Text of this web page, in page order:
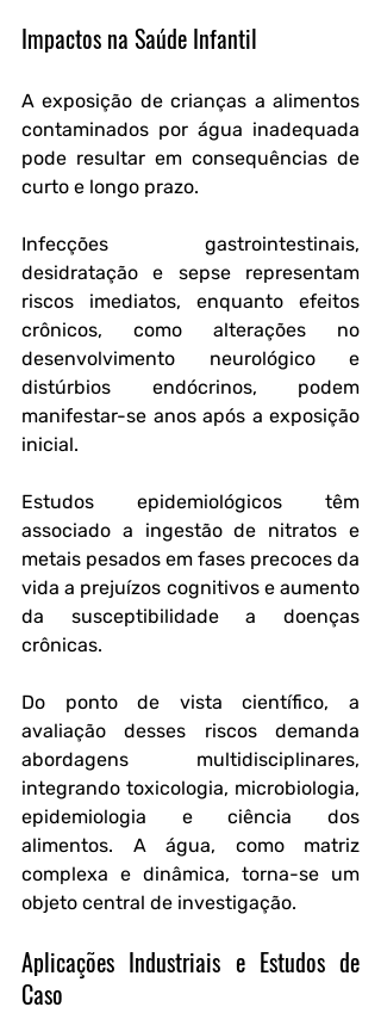
Impactos na Saúde Infantil
A exposição de crianças a alimentos
contaminados por água inadequada
pode resultar em consequências de
curto e longo prazo.
Infecções gastrointestinais,
desidratação e sepse representam
riscos imediatos, enquanto efeitos
crônicos, como alterações no
desenvolvimento neurológico e
distúrbios endócrinos, podem
manifestar-se anos após a exposição
inicial.
Estudos epidemiológicos têm
associado a ingestão de nitratos e
metais pesados em fases precoces da
vida a prejuízos cognitivos e aumento
da susceptibilidade a doenças
crônicas.
Do ponto de vista científico, a
avaliação desses riscos demanda
abordagens multidisciplinares,
integrando toxicologia, microbiologia,
epidemiologia e ciência dos
alimentos. A água, como matriz
complexa e dinâmica, torna-se um
objeto central de investigação.
Aplicações Industriais e Estudos de
Caso